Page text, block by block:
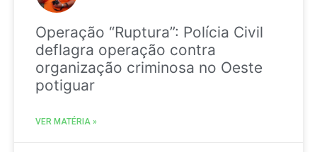
Operação “Ruptura”: Polícia Civil
deflagra operação contra
organização criminosa no Oeste
potiguar
VER MATÉRIA »